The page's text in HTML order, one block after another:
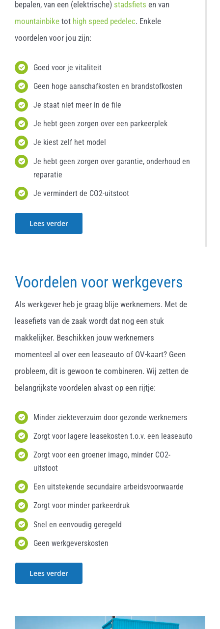
bepalen, van een (elektrische) stadsfiets en van
mountainbiketot high speed pedelec. Enkele
voordelen voor jou zijn:
Goed voor je vitaliteit
Geen hoge aanschafkosten en brandstofkosten
Je staat niet meer in de file
Je hebt geen zorgen over een parkeerplek
Je kiest zelf het model
Je hebt geen zorgen over garantie, onderhoud en
reparatie
Je vermindert de CO2-uitstoot
Lees verder
Voordelen voor werkgevers
Als werkgever heb je graag blije werknemers. Met de
leasefiets van de zaak wordt dat nog een stuk
makkelijker. Beschikken jouw werknemers
momenteel al over een leaseauto of OV-kaart? Geen
probleem, dit is gewoon te combineren. Wij zetten de
belangrijkste voordelen alvast op een rijtje:
Minder ziekteverzuim door gezonde werknemers
Zorgt voor lagere leasekosten t.o.v. een leaseauto
Zorgt voor een groener imago, minder CO2-
uitstoot
Een uitstekende secundaire arbeidsvoorwaarde
Zorgt voor minder parkeerdruk
Snel en eenvoudig geregeld
Geen werkgeverskosten
Lees verder